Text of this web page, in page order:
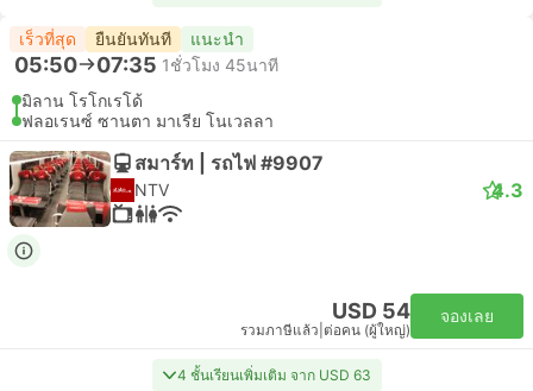
เร็วที่สุด ยืนยันทันที แนะนำ
05:50 07:35 1ชั่วโมง 45นาที
มิลาน โรโกเรโด้
ฟลอเรนซ์ ซานตา มาเรีย โนเวลลา
สมาร์ท | รถไฟ #9907
NTV 4.3
USD 54
รวมภาษีแล้ว ต่อคน (ผู้ใหญ่)
จองเลย
4 ชั้นเรียนเพิ่มเติม จาก USD 63